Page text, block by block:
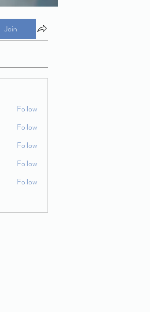
Join
Follow
Follow
Follow
Follow
Follow